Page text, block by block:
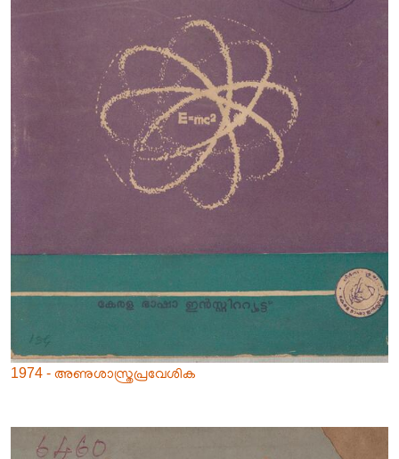
1974 - അണുശാസ്ത്രപ്രവേശിക